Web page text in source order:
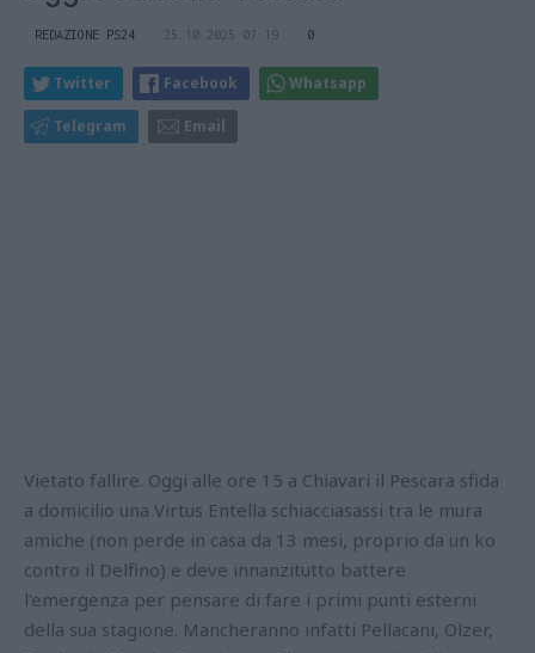
REDAZIONE PS24 25.10.2025 07:19 0
Twitter Facebook Whatsapp
Telegram Email
Vietato fallire. Oggi alle ore 15 a Chiavari il Pescara sfida
a domicilio una Virtus Entella schiacciasassi tra le mura
amiche (non perde in casa da 13 mesi, proprio da un ko
contro il Delfino) e deve innanzitutto battere
l'emergenza per pensare di fare i primi punti esterni
della sua stagione. Mancheranno infatti Pellacani, Olzer,